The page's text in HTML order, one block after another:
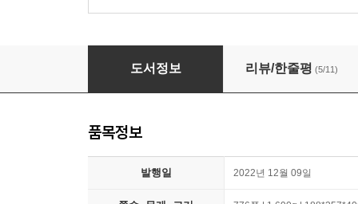
물릴종목 팔릴종목 나에게 물어봐 세트
도서정보 리뷰/한줄평 (5/11)
품목정보
발행일 2022년 12월 09일